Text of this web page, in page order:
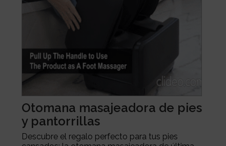
Otomana masajeadora de pies
y pantorrillas
Descubre el regalo perfecto para tus pies